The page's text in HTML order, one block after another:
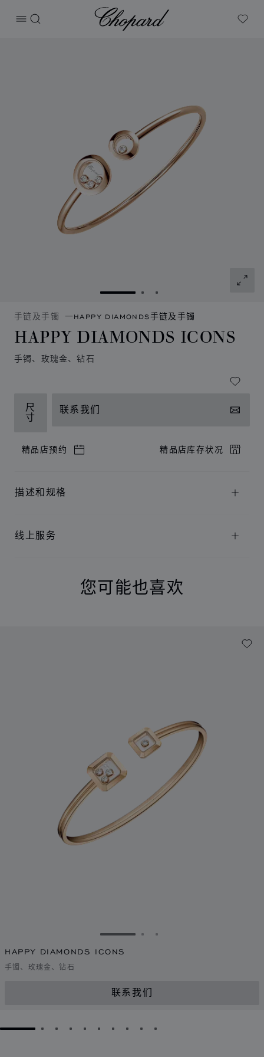
打开菜单
搜索
Chopard
My
转到幻灯片 1转到幻灯片 2
转到幻灯片 3
手链及手镯 HAPPY DIAMONDS手链及手镯
HAPPY DIAMONDS ICONS
手镯、玫瑰金、钻石
尺
寸
联系我们
精品店预约 精品店库存状况
描述和规格
线上服务
您可能也喜欢
转到幻灯片 1转到幻灯片 2
转到幻灯片 3
HAPPY DIAMONDS ICONS
手镯、玫瑰金、钻石
联系我们
GO TO SLIDE 1GO TO SLIDE 2
GO TO SLIDE 3
GO TO SLIDE 4
GO TO SLIDE 5
GO TO SLIDE 6
GO TO SLIDE 7
GO TO SLIDE 8
GO TO SLIDE 9
GO TO SLIDE 10